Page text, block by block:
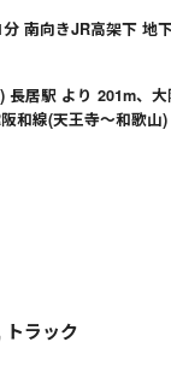
南向きJR高架下 地
長居駅 より 201m、
和線(天王寺～和歌山
ラック